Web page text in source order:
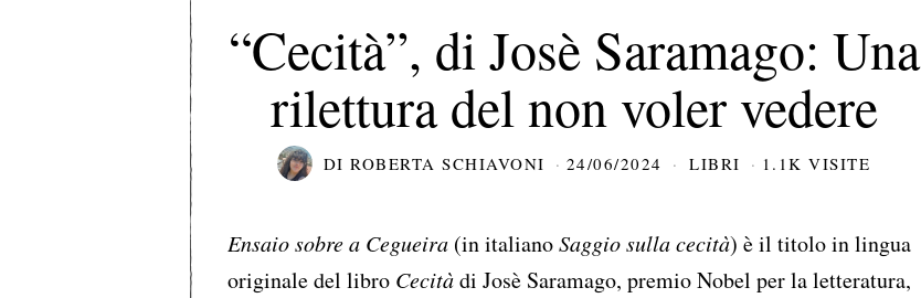
“Cecità”, di Josè Saramago: Una
rilettura del non voler vedere
DIROBERTA SCHIAVONI 24/06/2024 LIBRI 1.1K VISITE
Ensaio sobre a Cegueira (in italianoSaggio sulla cecità) è il titolo in lingua
originale del libro Cecitàdi Josè Saramago, premio Nobel per la letteratura,